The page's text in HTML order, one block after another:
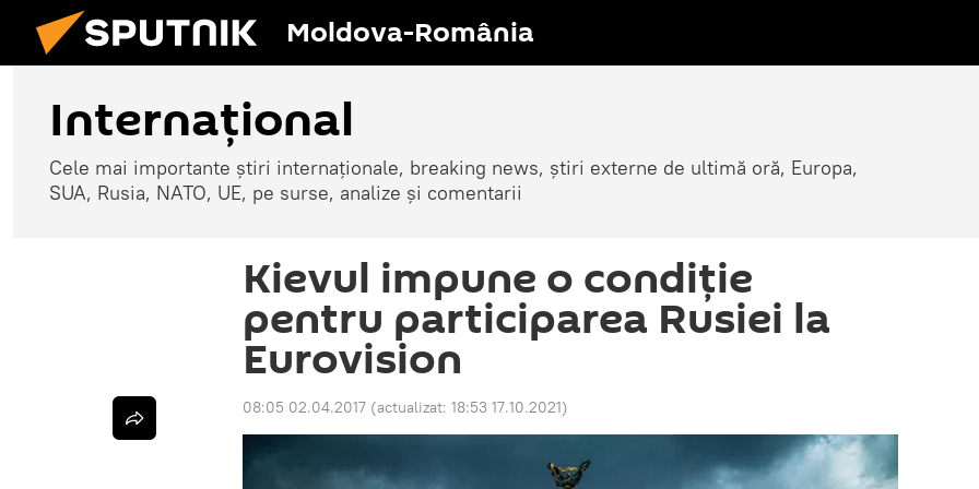
Moldova-România
Internaţional
Cele mai importante știri internaționale, breaking news, știri externe de ultimă oră, Europa,
SUA, Rusia, NATO, UE, pe surse, analize și comentarii
Kievul impune o condiție
pentru participarea Rusiei la
Eurovision
08:05 02.04.2017 (actualizat: 18:53 17.10.2021)